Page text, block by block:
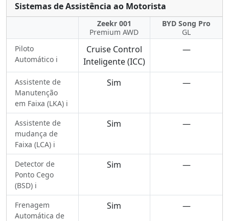
Sistemas de Assistência ao Motorista
Zeekr 001
Premium AWD
BYD Song Pro
GL
Piloto
Automático ℹ️
Cruise Control
Inteligente (ICC)
—
Assistente de
Manutenção
em Faixa (LKA) ℹ️
Sim —
Assistente de
mudança de
Faixa (LCA) ℹ️
Sim —
Detector de
Ponto Cego
(BSD) ℹ️
Sim —
Frenagem
Automática de
Sim —